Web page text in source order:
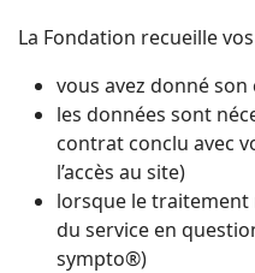
La Fondation recueille
vous avez donné
les données sont
contrat conclu avec
l’accès au site)
lorsque le
du service en
sympto®)